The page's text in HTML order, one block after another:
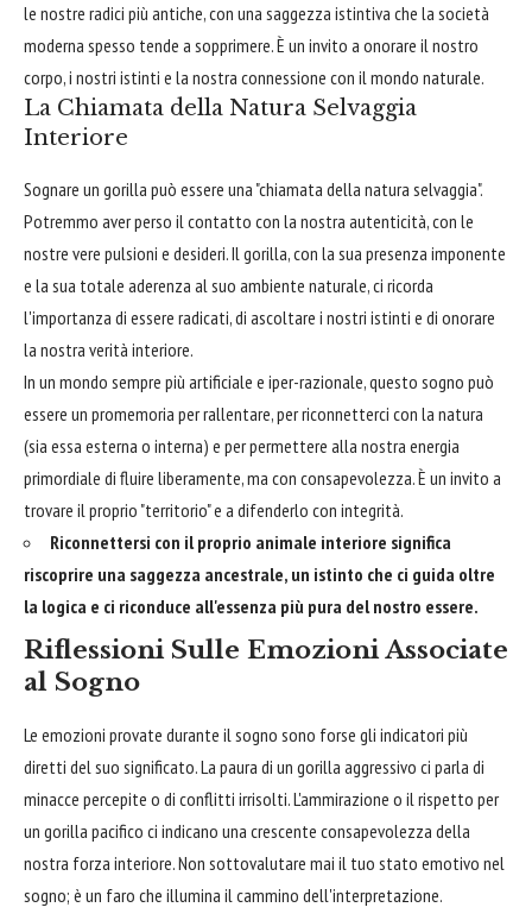
le nostre radici più antiche, con una saggezza istintiva che la società
moderna spesso tende a sopprimere. È un invito a onorare il nostro
corpo, i nostri istinti e la nostra connessione con il mondo naturale.
La Chiamata della Natura Selvaggia
Interiore
Sognare un gorilla può essere una "chiamata della natura selvaggia".
Potremmo aver perso il contatto con la nostra autenticità, con le
nostre vere pulsioni e desideri. Il gorilla, con la sua presenza imponente
e la sua totale aderenza al suo ambiente naturale, ci ricorda
l'importanza di essere radicati, di ascoltare i nostri istinti e di onorare
la nostra verità interiore.
In un mondo sempre più artificiale e iper-razionale, questo sogno può
essere un promemoria per rallentare, per riconnetterci con la natura
(sia essa esterna o interna) e per permettere alla nostra energia
primordiale di fluire liberamente, ma con consapevolezza. È un invito a
trovare il proprio "territorio" e a difenderlo con integrità.
Riconnettersi con il proprio animale interiore significa
riscoprire una saggezza ancestrale, un istinto che ci guida oltre
la logica e ci riconduce all'essenza più pura del nostro essere.
Riflessioni Sulle Emozioni Associate
al Sogno
Le emozioni provate durante il sogno sono forse gli indicatori più
diretti del suo significato. La paura di un gorilla aggressivo ci parla di
minacce percepite o di conflitti irrisolti. L'ammirazione o il rispetto per
un gorilla pacifico ci indicano una crescente consapevolezza della
nostra forza interiore. Non sottovalutare mai il tuo stato emotivo nel
sogno; è un faro che illumina il cammino dell'interpretazione.